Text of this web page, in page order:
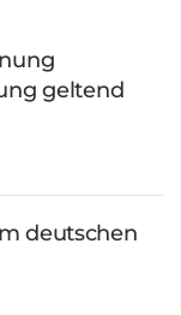
geltend
deutschen